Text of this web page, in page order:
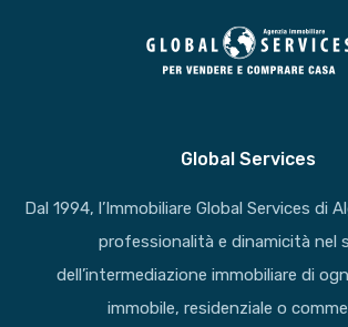
Global Services
Dal 1994, l’Immobiliare Global Services di
professionalità e dinamicità nel
dell’intermediazione immobiliare di
immobile, residenziale o